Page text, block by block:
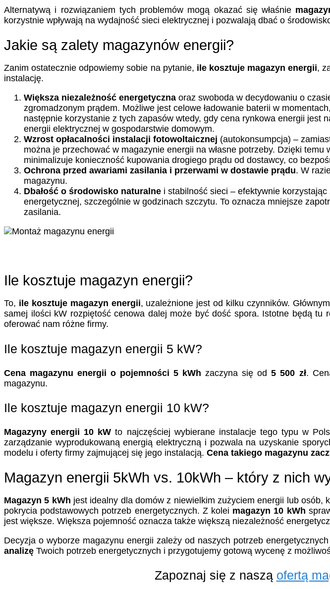
Alternatywą i rozwiązaniem tych problemów mogą okazać się właśnie
korzystnie wpływają na wydajność sieci elektrycznej i pozwalają dbać o
Jakie są zalety magazynów energii?
Zanim ostatecznie odpowiemy sobie na pytanie, ile kosztuje magazyn energii,
instalację.
Większa niezależność energetyczna oraz swoboda w decydowaniu o
zgromadzonym prądem. Możliwe jest celowe ładowanie baterii w
następnie korzystanie z tych zapasów wtedy, gdy cena rynkowa energii
energii elektrycznej w gospodarstwie domowym.
Wzrost opłacalności instalacji fotowoltaicznej (autokonsumpcja) –
można je przechować w magazynie energii na własne potrzeby. Dzięki
minimalizuje konieczność kupowania drogiego prądu od dostawcy, co
Ochrona przed awariami zasilania i przerwami w dostawie prądu. W
magazynu.
Dbałość o środowisko naturalne i stabilność sieci – efektywnie
energetycznej, szczególnie w godzinach szczytu. To oznacza mniejsze
zasilania.
Ile kosztuje magazyn energii?
To, ile kosztuje magazyn energii, uzależnione jest od kilku czynników.
samej ilości kW rozpiętość cenowa dalej może być dość spora. Istotne będą
oferować nam różne firmy.
Ile kosztuje magazyn energii 5 kW?
Cena magazynu energii o pojemności 5 kWh zaczyna się od 5 500 zł.
magazynu.
Ile kosztuje magazyn energii 10 kW?
Magazyny energii 10 kW to najczęściej wybierane instalacje tego typu w
zarządzanie wyprodukowaną energią elektryczną i pozwala na uzyskanie
modelu i oferty firmy zajmującej się jego instalacją. Cena takiego magazynu
Magazyn energii 5kWh vs. 10kWh – który z nich
Magazyn 5 kWh jest idealny dla domów z niewielkim zużyciem energii lub
pokrycia podstawowych potrzeb energetycznych. Z kolei magazyn 10 kWh
jest większe. Większa pojemność oznacza także większą niezależność
Decyzja o wyborze magazynu energii zależy od naszych potrzeb
analizę Twoich potrzeb energetycznych i przygotujemy gotową wycenę z
Zapoznaj się z naszą ofertą